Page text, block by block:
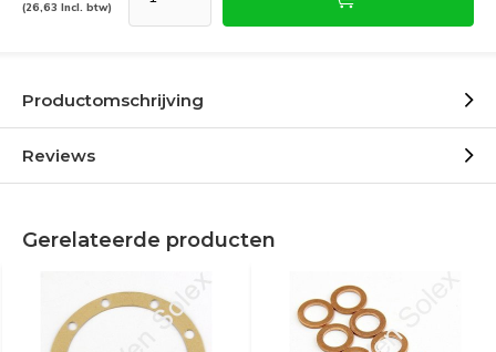
(26,63 Incl. btw)
Productomschrijving
Reviews
Gerelateerde producten